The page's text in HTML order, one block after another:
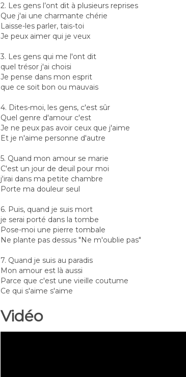
2. Les gens l’ont dit à plusieurs reprises
Que j'ai une charmante chérie
Laisse-les parler, tais-toi
Je peux aimer qui je veux
3. Les gens qui me l'ont dit
quel trésor j'ai choisi
Je pense dans mon esprit
que ce soit bon ou mauvais
4. Dites-moi, les gens, c'est sûr
Quel genre d'amour c'est
Je ne peux pas avoir ceux que j'aime
Et je n'aime personne d'autre
5. Quand mon amour se marie
C'est un jour de deuil pour moi
j'irai dans ma petite chambre
Porte ma douleur seul
6. Puis, quand je suis mort
je serai porté dans la tombe
Pose-moi une pierre tombale
Ne plante pas dessus "Ne m'oublie pas"
7. Quand je suis au paradis
Mon amour est là aussi
Parce que c'est une vieille coutume
Ce qui s'aime s'aime
Vidéo